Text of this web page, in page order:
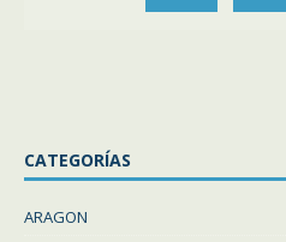
CATEGORÍAS
ARAGON